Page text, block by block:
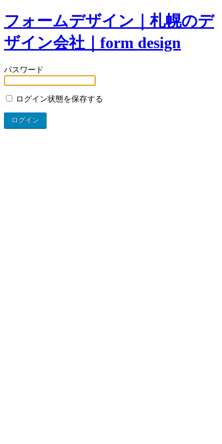
フォームデザイン｜札幌のデ
ザイン会社｜form design
パスワード
ログイン状態を保存する